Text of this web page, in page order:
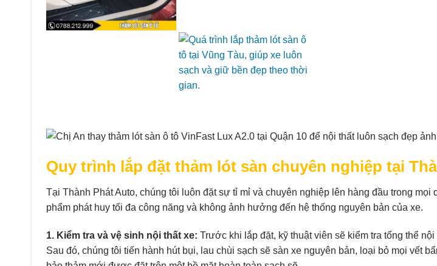
Quy trình lắp đặt thảm lót sàn chuyên nghiệp tại
Tại Thành Phát Auto, chúng tôi luôn đặt sự tỉ mỉ và chuyên nghiệp lên hàng đầu trong mọi
phẩm phát huy tối đa công năng và không ảnh hưởng đến hệ thống nguyên bản của xe.
1. Kiểm tra và vệ sinh nội thất xe: Trước khi lắp đặt, kỹ thuật viên sẽ kiểm tra tổng thể
Sau đó, chúng tôi tiến hành hút bụi, lau chùi sạch sẽ sàn xe nguyên bản, loại bỏ mọi vết